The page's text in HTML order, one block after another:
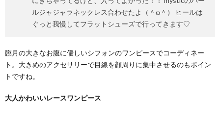
ルジャジャラネックレス合わせたよ（＾ω＾） ヒールは
ぐっと我慢してフラットシューズで行ってきます♡
臨月の大きなお腹に優しいシフォンのワンピースでコーディネー
ト。大きめのアクセサリーで目線を顔周りに集中させるのもポイン
トですね。
大人かわいいレースワンピース